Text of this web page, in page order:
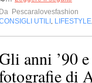
Da Pescaralovesfashion
UTILI
LIFESTYLE
Gli anni ’90
di